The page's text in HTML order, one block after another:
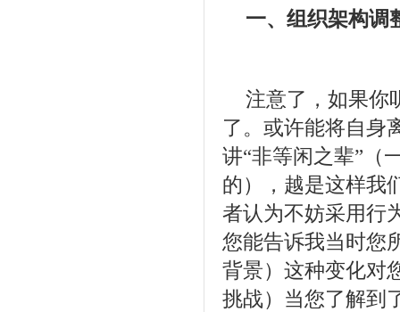
一、组织架构调
注意了，如果你
了。或许能将自身
讲“非等闲之辈”（
的），越是这样我
者认为不妨采用行
您能告诉我当时您
背景）这种变化对
挑战）当您了解到